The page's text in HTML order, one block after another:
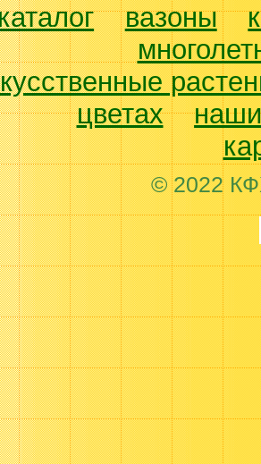
вазоны
цветах
© 2022